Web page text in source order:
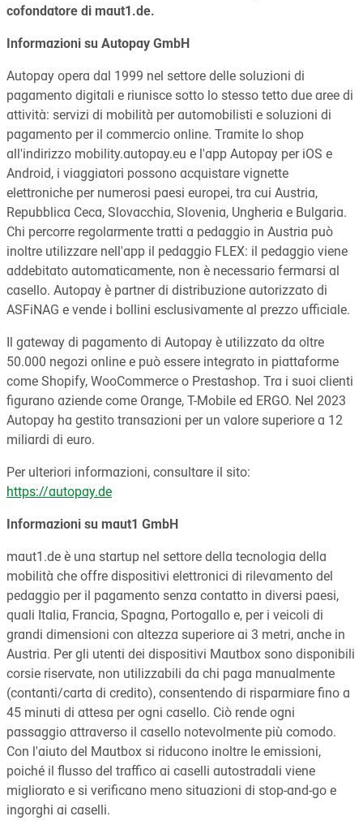
cofondatore di maut1.de.
Informazioni su Autopay GmbH
Autopay opera dal 1999 nel settore delle soluzioni di
pagamento digitali e riunisce sotto lo stesso tetto due aree di
attività: servizi di mobilità per automobilisti e soluzioni di
pagamento per il commercio online. Tramite lo shop
all'indirizzo mobility.autopay.eu e l'app Autopay per iOS e
Android, i viaggiatori possono acquistare vignette
elettroniche per numerosi paesi europei, tra cui Austria,
Repubblica Ceca, Slovacchia, Slovenia, Ungheria e Bulgaria.
Chi percorre regolarmente tratti a pedaggio in Austria può
inoltre utilizzare nell'app il pedaggio FLEX: il pedaggio viene
addebitato automaticamente, non è necessario fermarsi al
casello. Autopay è partner di distribuzione autorizzato di
ASFiNAG e vende i bollini esclusivamente al prezzo ufficiale.
Il gateway di pagamento di Autopay è utilizzato da oltre
50.000 negozi online e può essere integrato in piattaforme
come Shopify, WooCommerce o Prestashop. Tra i suoi clienti
figurano aziende come Orange, T-Mobile ed ERGO. Nel 2023
Autopay ha gestito transazioni per un valore superiore a 12
miliardi di euro.
Per ulteriori informazioni, consultare il sito:
https://autopay.de
Informazioni su maut1 GmbH
maut1.de è una startup nel settore della tecnologia della
mobilità che offre dispositivi elettronici di rilevamento del
pedaggio per il pagamento senza contatto in diversi paesi,
quali Italia, Francia, Spagna, Portogallo e, per i veicoli di
grandi dimensioni con altezza superiore ai 3 metri, anche in
Austria. Per gli utenti dei dispositivi Mautbox sono disponibili
corsie riservate, non utilizzabili da chi paga manualmente
(contanti/carta di credito), consentendo di risparmiare fino a
45 minuti di attesa per ogni casello. Ciò rende ogni
passaggio attraverso il casello notevolmente più comodo.
Con l'aiuto del Mautbox si riducono inoltre le emissioni,
poiché il flusso del traffico ai caselli autostradali viene
migliorato e si verificano meno situazioni di stop-and-go e
ingorghi ai caselli.